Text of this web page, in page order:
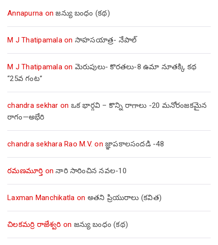
Annapurna onజన్యు బంధం (కథ)
M J Thatipamalaon సాహసయాత్ర- నేపాల్‌
M J Thatipamalaon మెరుపులు- కొరతలు-8 ఉమా నూతక్కి కథ
“25వ గంట”
chandra sekhar on ఒక భార్గవి – కొన్ని రాగాలు -20 మనోరంజకమైన
రాగం—అభేరి
chandra sekhara Rao M.V. on జ్ఞాపకాలసందడి -48
రమణమూర్తి onనారి సారించిన నవల-10
Laxman Manchikatla on అతని ప్రియురాలు (కవిత)
చిలకమర్రి రాజేశ్వరి on జన్యు బంధం (కథ)